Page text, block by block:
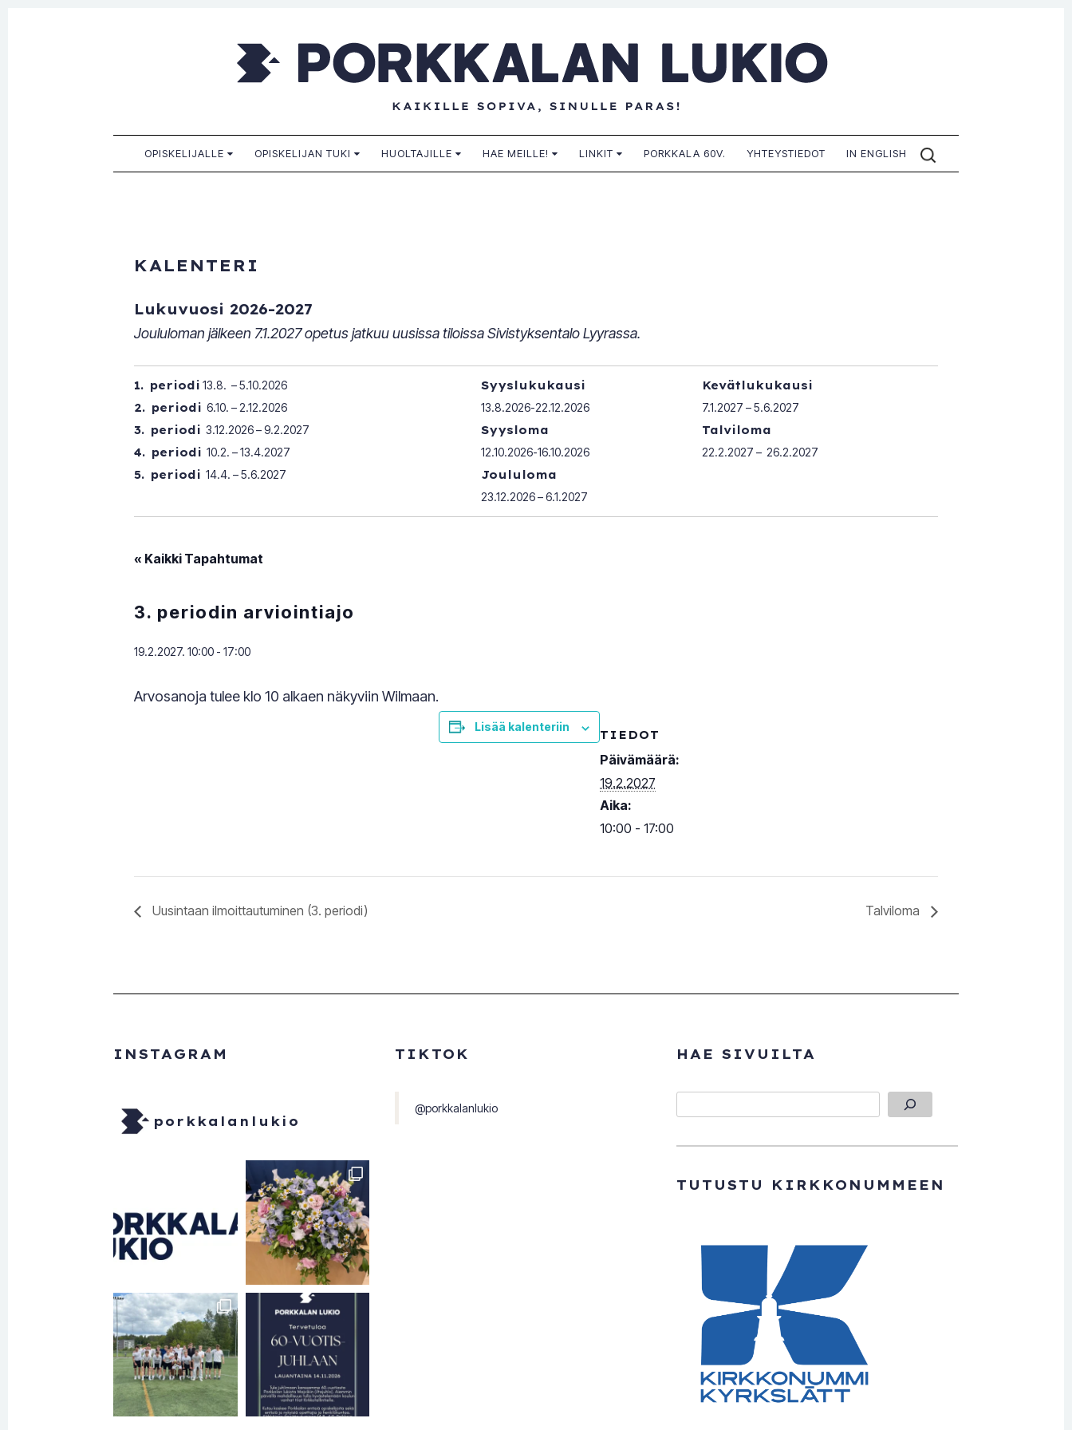
Porkkalan lukio
Kaikille sopiva, sinulle paras!
OPISKELIJALLE
OPISKELIJAN TUKI HUOLTAJILLE HAE MEILLE! LINKIT PORKKALA 60V. YHTEYSTIEDOT IN ENGLISH
ETSI
SIVUILTA:
KALENTERI
Lukuvuosi 2026-2027
Joululoman jälkeen 7.1.2027 opetus jatkuu uusissa tiloissa Sivistyksentalo Lyyrassa.
1. periodi 13.8. – 5.10.2026
2. periodi 6.10. – 2.12.2026
3. periodi 3.12.2026 – 9.2.2027
4. periodi 10.2. – 13.4.2027
5. periodi 14.4. – 5.6.2027
Syyslukukausi
13.8.2026-22.12.2026
Syysloma
12.10.2026-16.10.2026
Joululoma
23.12.2026 – 6.1.2027
Kevätlukukausi
7.1.2027 – 5.6.2027
Talviloma
22.2.2027 – 26.2.2027
« Kaikki Tapahtumat
3. periodin arviointiajo
19.2.2027. 10:00 - 17:00
Arvosanoja tulee klo 10 alkaen näkyviin Wilmaan.
Lisää kalenteriin
TIEDOT
Päivämäärä:
19.2.2027
Aika:
10:00 - 17:00
Uusintaan ilmoittautuminen (3. periodi) Talviloma
INSTAGRAM
porkkalanlukio
TIKTOK
@porkkalanlukio
HAE SIVUILTA
TUTUSTU KIRKKONUMMEEN